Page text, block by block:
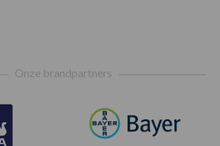
Onze brandpartners